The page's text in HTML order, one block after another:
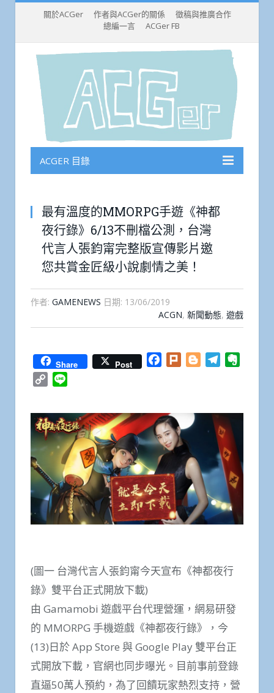
關於ACGer 作者與ACGer的關係
徵稿與推廣合作
總編一言
ACGer FB
ACGER 目錄
最有溫度的MMORPG手遊《神都
夜行錄》6/13不刪檔公測，台灣
代言人張鈞甯完整版宣傳影片邀
您共賞金匠級小說劇情之美！
作者: GAMENEWS 日期: 13/06/2019
ACGN, 新聞動態, 遊戲
Share Post Facebook
Plurk BloggerTelegram
Copy
(圖一 台灣代言人張鈞甯今天宣布《神都夜行
錄》雙平台正式開放下載)
由 Gamamobi 遊戲平台代理營運，網易研發
的 MMORPG 手機遊戲《神都夜行錄》，今
(13)日於 App Store 與 Google Play 雙平台正
式開放下載，官網也同步曝光。目前事前登錄
直逼50萬人預約，為了回饋玩家熱烈支持，營